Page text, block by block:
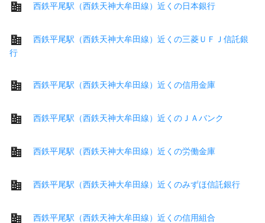
西鉄平尾駅（西鉄天神大牟田線）近くの日本銀行
西鉄平尾駅（西鉄天神大牟田線）近くの三菱ＵＦＪ信託銀
行
西鉄平尾駅（西鉄天神大牟田線）近くの信用金庫
西鉄平尾駅（西鉄天神大牟田線）近くのＪＡバンク
西鉄平尾駅（西鉄天神大牟田線）近くの労働金庫
西鉄平尾駅（西鉄天神大牟田線）近くのみずほ信託銀行
西鉄平尾駅（西鉄天神大牟田線）近くの信用組合